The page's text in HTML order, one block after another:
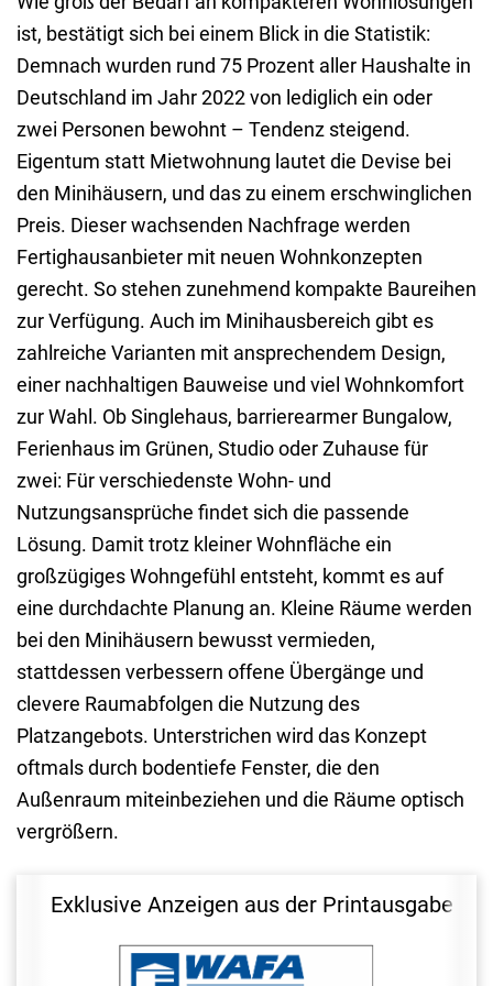
ist, bestätigt sich bei einem Blick in die Statistik:
Demnach wurden rund 75 Prozent aller Haushalte in
Deutschland im Jahr 2022 von lediglich ein oder
zwei Personen bewohnt – Tendenz steigend.
Eigentum statt Mietwohnung lautet die Devise bei
den Minihäusern, und das zu einem erschwinglichen
Preis. Dieser wachsenden Nachfrage werden
Fertighausanbieter mit neuen Wohnkonzepten
gerecht. So stehen zunehmend kompakte Baureihen
zur Verfügung. Auch im Minihausbereich gibt es
zahlreiche Varianten mit ansprechendem Design,
einer nachhaltigen Bauweise und viel Wohnkomfort
zur Wahl. Ob Singlehaus, barrierearmer Bungalow,
Ferienhaus im Grünen, Studio oder Zuhause für
zwei: Für verschiedenste Wohn- und
Nutzungsansprüche findet sich die passende
Lösung. Damit trotz kleiner Wohnfläche ein
großzügiges Wohngefühl entsteht, kommt es auf
eine durchdachte Planung an. Kleine Räume werden
bei den Minihäusern bewusst vermieden,
stattdessen verbessern offene Übergänge und
clevere Raumabfolgen die Nutzung des
Platzangebots. Unterstrichen wird das Konzept
oftmals durch bodentiefe Fenster, die den
Außenraum miteinbeziehen und die Räume optisch
vergrößern.
Exklusive Anzeigen aus der Printausgabe